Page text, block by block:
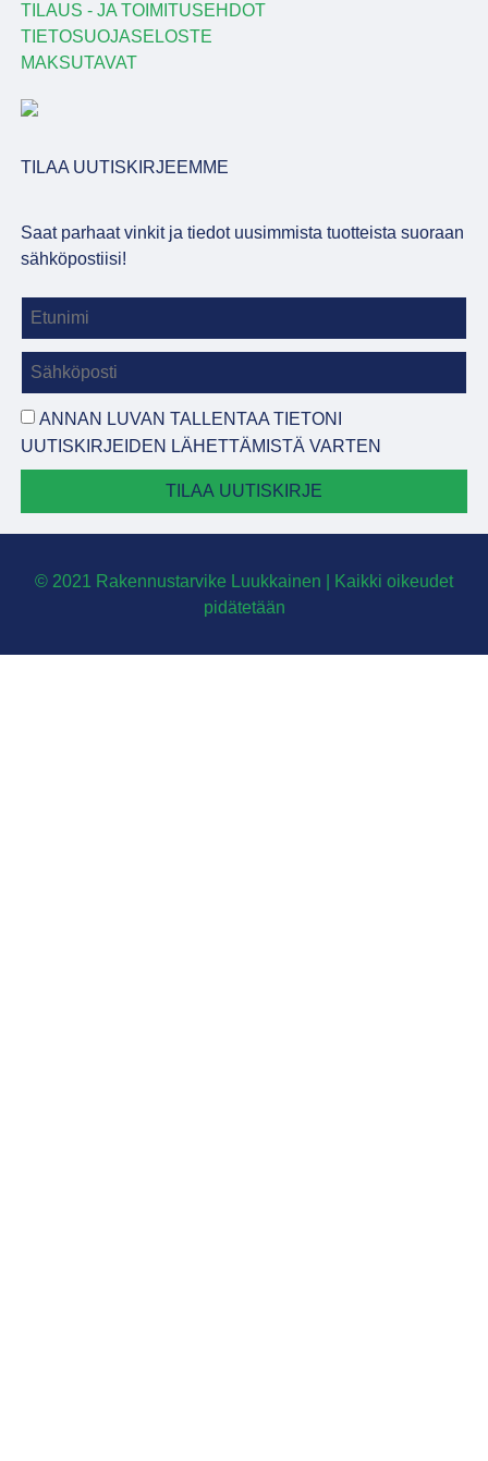
TILAUS - JA TOIMITUSEHDOT
TIETOSUOJASELOSTE
MAKSUTAVAT
TILAA UUTISKIRJEEMME
Saat parhaat vinkit ja tiedot uusimmista tuotteista suoraan
sähköpostiisi!
ANNAN LUVAN TALLENTAA TIETONI
UUTISKIRJEIDEN LÄHETTÄMISTÄ VARTEN
TILAA UUTISKIRJE
© 2021 Rakennustarvike Luukkainen | Kaikki oikeudet
pidätetään